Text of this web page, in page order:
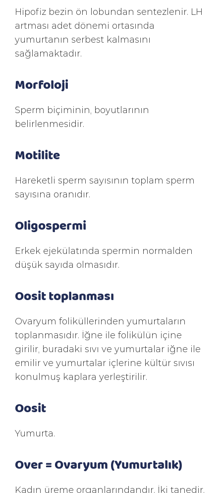
Hipofiz bezin ön lobundan sentezlenir. LH
artması adet dönemi ortasında
yumurtanın serbest kalmasını
sağlamaktadır.
Morfoloji
Sperm biçiminin, boyutlarının
belirlenmesidir.
Motilite
Hareketli sperm sayısının toplam sperm
sayısına oranıdır.
Oligospermi
Erkek ejekülatında spermin normalden
düşük sayıda olmasıdır.
Oosit toplanması
Ovaryum foliküllerinden yumurtaların
toplanmasıdır. İğne ile folikülün içine
girilir, buradaki sıvı ve yumurtalar iğne ile
emilir ve yumurtalar içlerine kültür sıvısı
konulmuş kaplara yerleştirilir.
Oosit
Yumurta.
Over = Ovaryum (Yumurtalık)
Kadın üreme organlarındandır. İki tanedir.